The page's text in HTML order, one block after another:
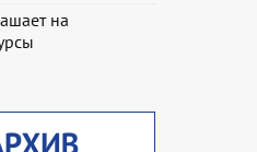
на